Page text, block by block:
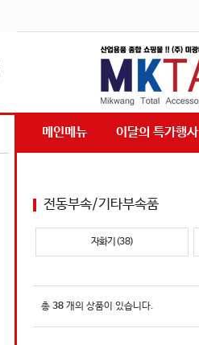
메인메뉴 이달의 특가행사
전동부속/기타부속품
자화기(38)
총 38 개의 상품이 있습니다.